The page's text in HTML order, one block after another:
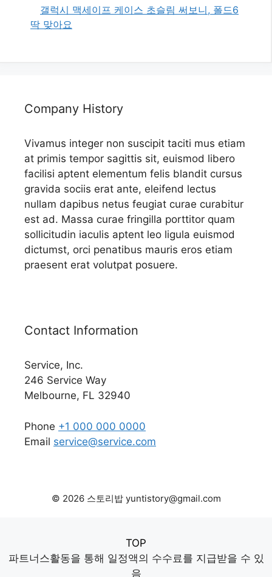
갤럭시 맥세이프 케이스 초슬림 써보니, 폴드6
딱 맞아요
Company History
Vivamus integer non suscipit taciti mus etiam
at primis tempor sagittis sit, euismod libero
facilisi aptent elementum felis blandit cursus
gravida sociis erat ante, eleifend lectus
nullam dapibus netus feugiat curae curabitur
est ad. Massa curae fringilla porttitor quam
sollicitudin iaculis aptent leo ligula euismod
dictumst, orci penatibus mauris eros etiam
praesent erat volutpat posuere.
Contact Information
Service, Inc.
246 Service Way
Melbourne, FL 32940
Phone +1 000 000 0000
Email service@service.com
© 2026 스토리밥 yuntistory@gmail.com
TOP
파트너스활동을 통해 일정액의 수수료를 지급받을 수 있
음